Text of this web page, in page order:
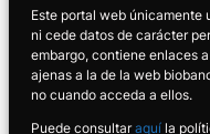
Este portal web
ni cede datos de carácter
embargo, contiene enlaces
ajenas a la de la web
no cuando acceda a ellos.
Puede consultaraquí la